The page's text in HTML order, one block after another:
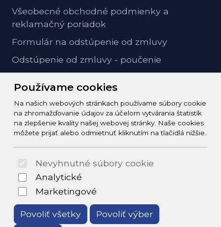
Používame cookies
Na našich webových stránkach používame súbory cookie
na zhromažďovanie údajov za účelom vytvárania štatistík
na zlepšenie kvality našej webovej stránky. Naše cookies
môžete prijať alebo odmietnuť kliknutím na tlačidlá nižšie.
Nevyhnutné súbory cookie
Analytické
Marketingové
Povoliť všetky Povoliť výber
Všeobecné obchodné podmienky a
reklamačný poriadok
Formulár na odstúpenie od zmluvy
Odstúpenie od zmluvy - poučenie
Kontakt
info@zeleziarstvo-majster.sk
+421456812908
© 2026 Arrabella s.r.o., mayabella s.r.o., Všetky práva